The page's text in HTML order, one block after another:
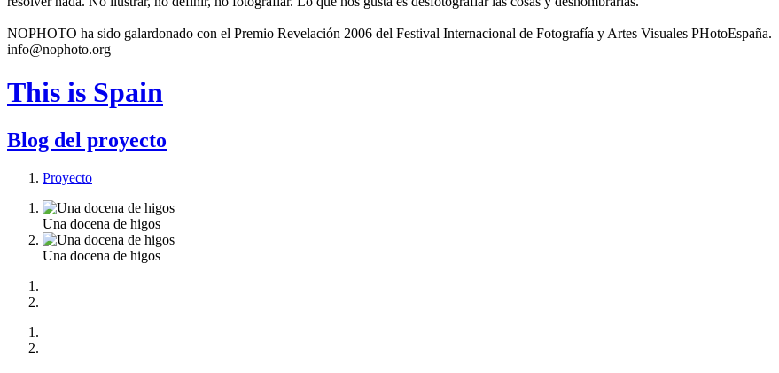
NOPHOTO ha sido galardonado con el Premio Revelación 2006 del Festival Internacional de Fotografía y Artes Visuales PHotoEspaña.
info@nophoto.org
This is Spain
Blog del proyecto
Proyecto
Una docena de higos
Una docena de higos